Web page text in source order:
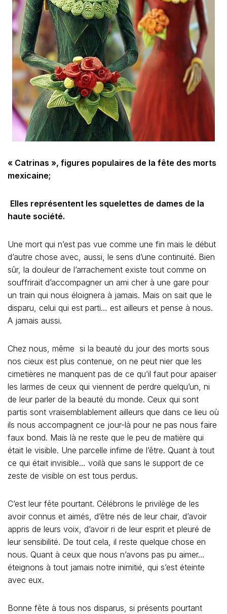
« Catrinas », figures populaires de la fête des morts
mexicaine;
Elles représentent les squelettes de dames de la
haute société.
Une mort qui n’est pas vue comme une fin mais le début
d’autre chose avec, aussi, le sens d’une continuité. Bien
sûr, la douleur de l’arrachement existe tout comme on
souffrirait d’accompagner un ami cher à une gare pour
un train qui nous éloignera à jamais. Mais on sait que le
disparu, celui qui est parti… est ailleurs et pense à nous.
A jamais aussi.
Chez nous, même si la beauté du jour des morts sous
nos cieux est plus contenue, on ne peut nier que les
cimetières ne manquent pas de ce qu’il faut pour apaiser
les larmes de ceux qui viennent de perdre quelqu’un, ni
de leur parler de la beauté du monde. Ceux qui sont
partis sont vraisemblablement ailleurs que dans ce lieu où
ils nous accompagnent ce jour-là pour ne pas nous faire
faux bond. Mais là ne reste que le peu de matière qui
était le visible. Une parcelle infime de l’être. Quant à tout
ce qui était invisible… voilà que sans le support de ce
zeste de visible on est tous perdus.
C’est leur fête pourtant. Célébrons le privilège de les
avoir connus et aimés, d’être nés de leur chair, d’avoir
appris de leurs voix, d’avoir ri de leur esprit et pleuré de
leur sensibilité. De tout cela, il reste quelque chose en
nous. Quant à ceux que nous n’avons pas pu aimer…
éteignons à tout jamais notre inimitié, qui s’est éteinte
avec eux.
Bonne fête à tous nos disparus, si présents pourtant